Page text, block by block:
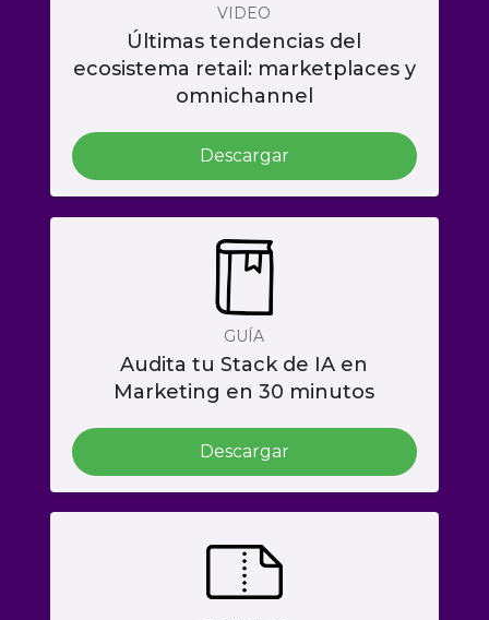
VIDEO
Últimas tendencias del
ecosistema retail: marketplaces y
omnichannel
Descargar
GUÍA
Audita tu Stack de IA en
Marketing en 30 minutos
Descargar